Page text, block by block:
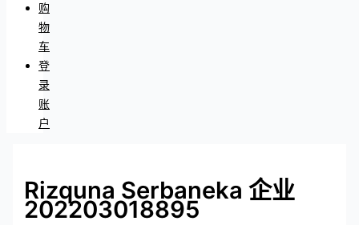
购
物
车
登
录
账
户
Rizquna Serbaneka 企业
202203018895